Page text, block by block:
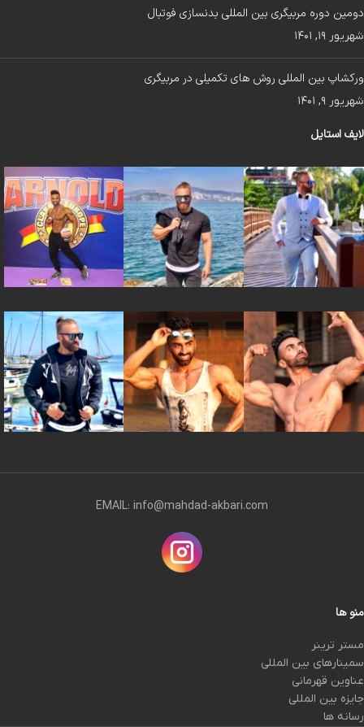
دومین دوره مربیگری بین المللی بدنسازی فوتبال
شهریور ۱۹, ۱۴۰۱
ورکشاپ بین المللی روش های تکمیلی در مربیگری
شهریور ۹, ۱۴۰۱
لایف استایل
EMAIL: info@mahdad-akbari.com
منو ها
مستر ترینر
سمینارهای بین المللی
عناوین قهرمانی
جایزه بین المللی
رسانه ها